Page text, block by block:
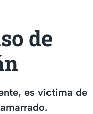
de
es víctima de